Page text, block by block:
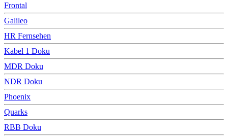
Frontal
Galileo
HR Fernsehen
Kabel 1 Doku
MDR Doku
NDR Doku
Phoenix
Quarks
RBB Doku